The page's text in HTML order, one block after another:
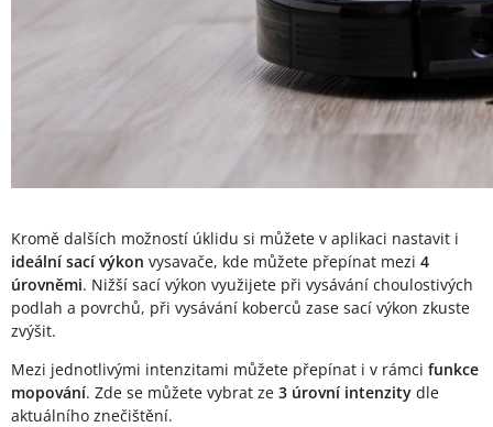
Kromě dalších možností úklidu si můžete v aplikaci nastavit i
ideální sací výkon vysavače, kde můžete přepínat mezi 4
úrovněmi. Nižší sací výkon využijete při vysávání choulostivých
podlah a povrchů, při vysávání koberců zase sací výkon zkuste
zvýšit.
Mezi jednotlivými intenzitami můžete přepínat i v rámci funkce
mopování. Zde se můžete vybrat ze 3 úrovní intenzity dle
aktuálního znečištění.